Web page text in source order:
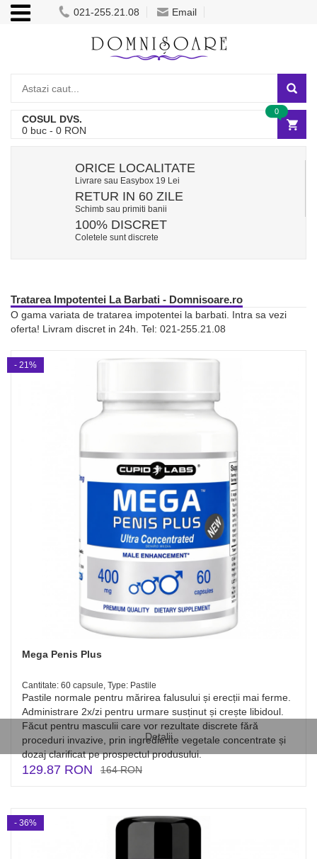
021-255.21.08 Email
COSUL DVS.
0 buc - 0 RON
0
ORICE LOCALITATE
Livrare sau Easybox 19 Lei
RETUR IN 60 ZILE
Schimb sau primiti banii
100% DISCRET
Coletele sunt discrete
Tratarea Impotentei La Barbati - Domnisoare.ro
O gama variata de tratarea impotentei la barbati. Intra sa vezi
oferta! Livram discret in 24h. Tel: 021-255.21.08
Detalii
Mega Penis Plus
Cantitate: 60 capsule, Type: Pastile
Pastile normale pentru mărirea falusului și erecții mai ferme.
Administrare 2x/zi pentru urmare susținut și crește libidoul.
Făcut pentru masculii care vor rezultate discrete fără
proceduri invazive, prin ingrediente vegetale concentrate și
dozaj clarificat pe prospectul produsului.
129.87 RON 164 RON
- 21%
- 36%